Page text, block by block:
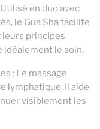
en duo avec
le Gua Sha facilite
principes
idéalement le soin.
: Le massage
lymphatique. Il aide
visiblement les